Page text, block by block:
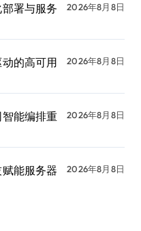
署与服务
2026年8月8日
的高可用
2026年8月8日
能编排重
2026年8月8日
能服务器
2026年8月8日